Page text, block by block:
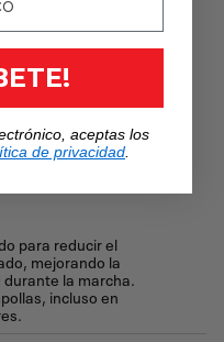
para reducir el
mejorando la
la marcha.
incluso en
aceptas los
de privacidad